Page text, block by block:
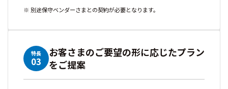
※ 別途保守ベンダーさまとの契約が必要となります。
特長
03
お客さまのご要望の形に応じたプラン
をご提案